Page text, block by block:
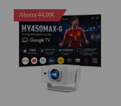
Ahorra 44,00€